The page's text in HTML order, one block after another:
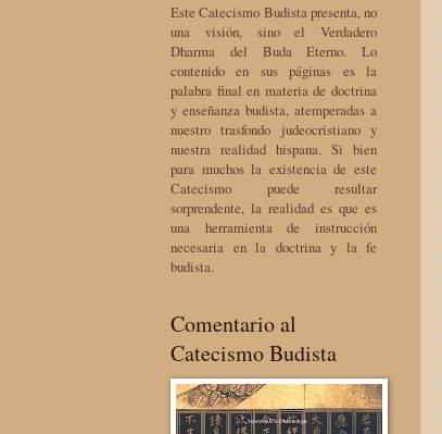
Este Catecismo Budista presenta, no
una visión, sino el Verdadero
Dharma del Buda Eterno. Lo
contenido en sus páginas es la
palabra final en materia de doctrina
y enseñanza budista, atemperadas a
nuestro trasfondo judeocristiano y
nuestra realidad hispana. Si bien
para muchos la existencia de este
Catecismo puede resultar
sorprendente, la realidad es que es
una herramienta de instrucción
necesaria en la doctrina y la fe
budista.
Comentario al
Catecismo Budista